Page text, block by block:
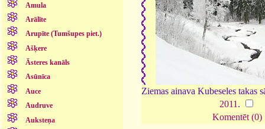
Amula
Arālīte
Arupīte (Tumšupes piet.)
Ašķere
Āsteres kanāls
Asūnīca
Auce
Audruve
Auksteņa
Ziemas ainava Kubeseles takas
2011 .
Komentēt (0)